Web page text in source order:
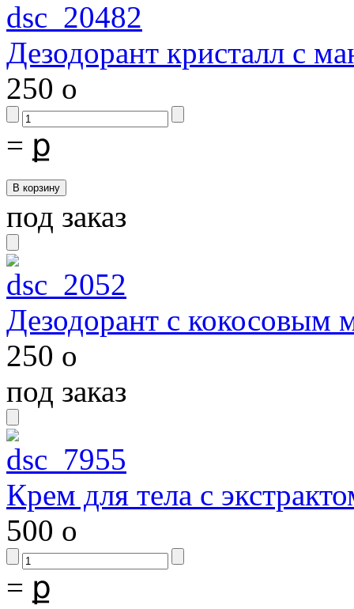
Дезодорант кристалл с
250 o
= ք
под заказ
Дезодорант с кокосовым
250 o
под заказ
Крем для тела с
500 o
= ք